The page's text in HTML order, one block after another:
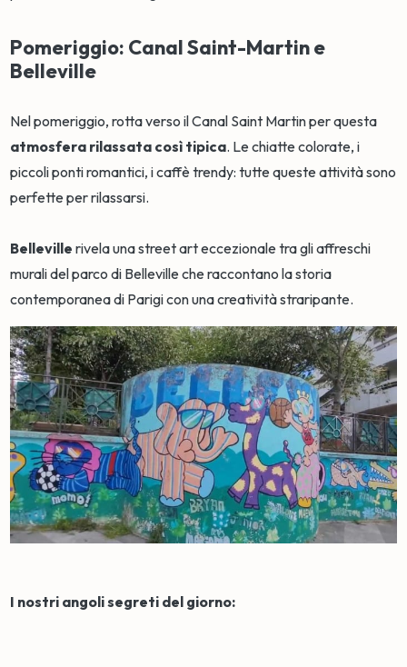
Pomeriggio: Canal Saint-Martin e
Belleville
Nel pomeriggio, rotta verso il Canal Saint Martin per questa
atmosfera rilassata così tipica. Le chiatte colorate, i
piccoli ponti romantici, i caffè trendy: tutte queste attività sono
perfette per rilassarsi.
Belleville rivela una street art eccezionale tra gli affreschi
murali del parco di Belleville che raccontano la storia
contemporanea di Parigi con una creatività straripante.
I nostri angoli segreti del giorno: